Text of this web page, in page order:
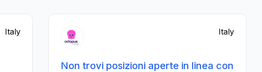
Italy Italy
Non trovi posizioni aperte in linea con